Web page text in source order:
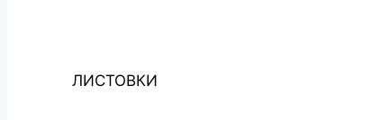
ЛИСТОВКИ